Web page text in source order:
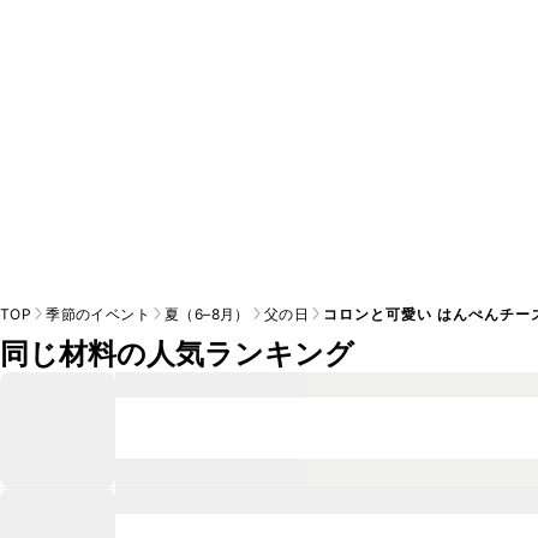
TOP 季節のイベント 夏（6–8月） 父の日 コロンと可愛い はんぺんチー
同じ材料の人気ランキング